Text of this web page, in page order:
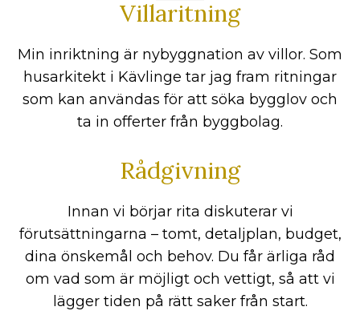
Villaritning
Min inriktning är nybyggnation av villor. Som
husarkitekt i Kävlinge tar jag fram ritningar
som kan användas för att söka bygglov och
ta in offerter från byggbolag.
Rådgivning
Innan vi börjar rita diskuterar vi
förutsättningarna – tomt, detaljplan, budget,
dina önskemål och behov. Du får ärliga råd
om vad som är möjligt och vettigt, så att vi
lägger tiden på rätt saker från start.